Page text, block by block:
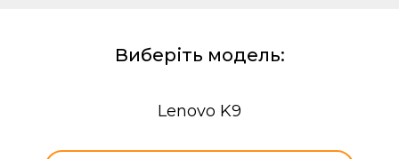
Виберіть модель:
Lenovo K9